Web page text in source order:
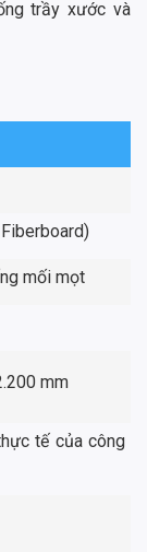
trầy xước và
mối mọt
mm
tế của công